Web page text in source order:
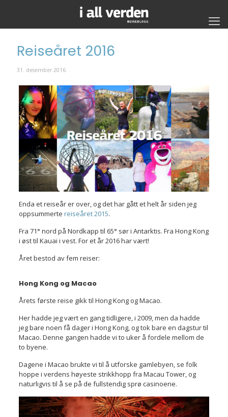
Reiseåret 2016
31. desember 2016
Enda et reiseår er over, og det har gått et helt år siden jeg
oppsummerte reiseåret 2015.
Fra 71° nord på Nordkapp til 65° sør i Antarktis. Fra Hong Kong
i øst til Kauai i vest. For et år 2016 har vært!
Året bestod av fem reiser:
Hong Kong og Macao
Årets første reise gikk til Hong Kong og Macao.
Her hadde jeg vært en gang tidligere, i 2009, men da hadde
jeg bare noen få dager i Hong Kong, og tok bare en dagstur til
Macao. Denne gangen hadde vi to uker å fordele mellom de
to byene.
Dagene i Macao brukte vi til å utforske gamlebyen, se folk
hoppe i verdens høyeste strikkhopp fra Macau Tower, og
naturligvis til å se på de fullstendig sprø casinoene.